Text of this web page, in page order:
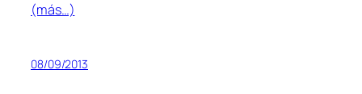
(más…)
08/09/2013